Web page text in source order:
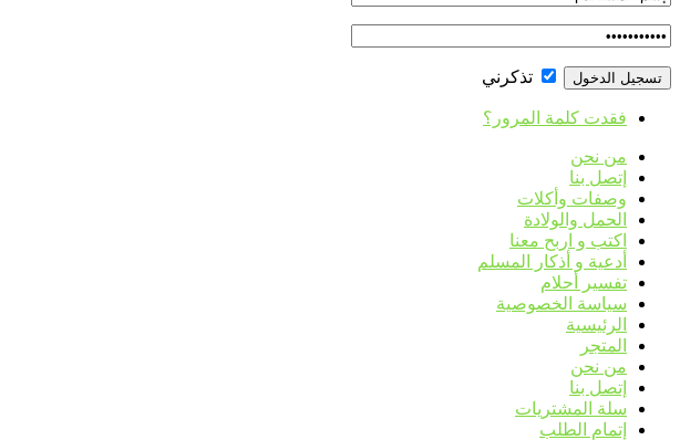
تذكرني
فقدت كلمة المرور؟
من نحن
إتصل بنا
وصفات وأكلات
الحمل والولادة
اكتب و اربح معنا
أدعية و أذكار المسلم
تفسير أحلام
سياسة الخصوصية
الرئيسية
المتجر
من نحن
إتصل بنا
سلة المشتريات
إتمام الطلب